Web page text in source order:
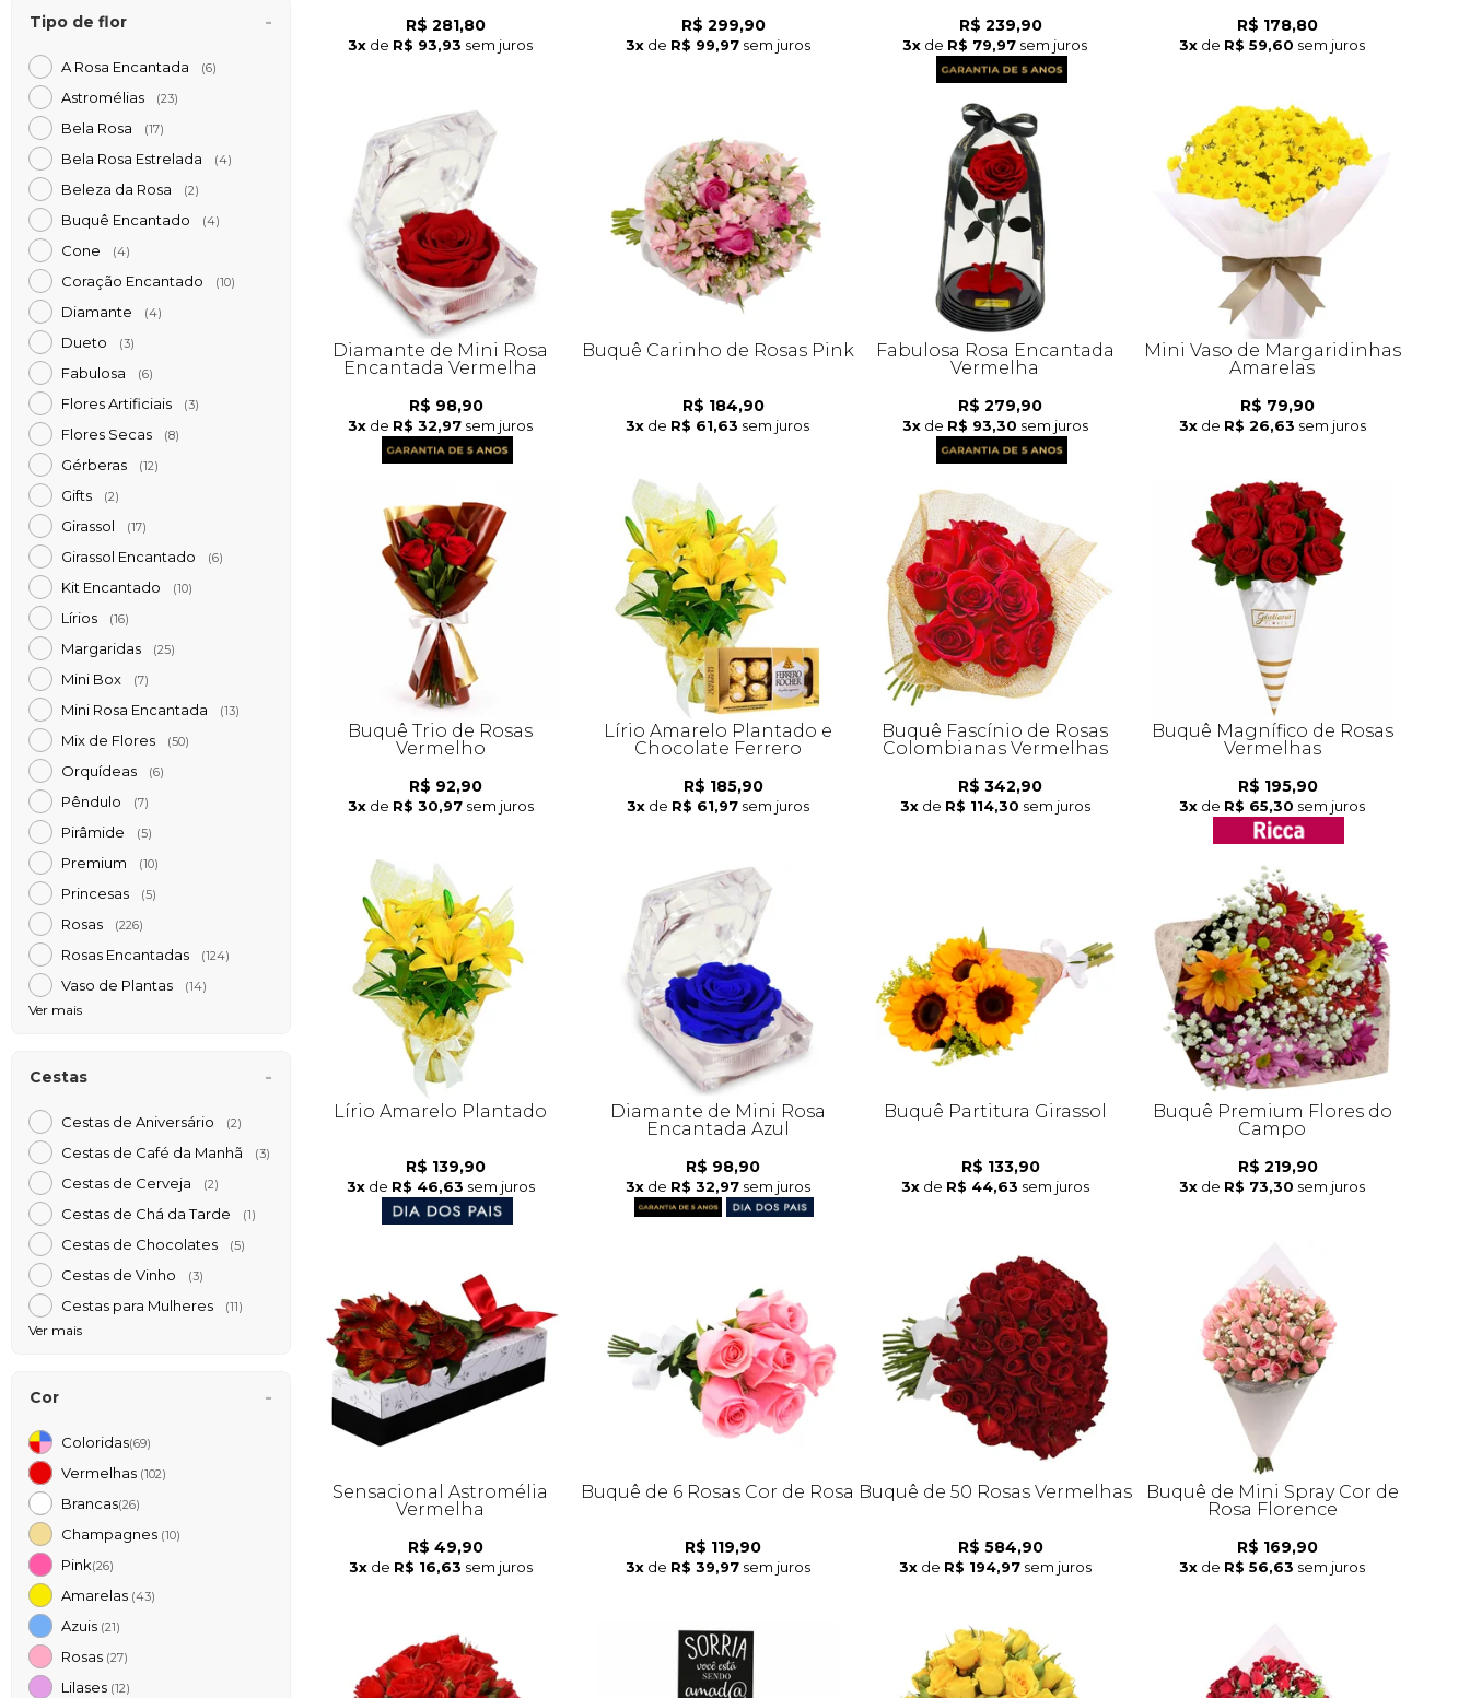
Tipo de flor
A Rosa Encantada (6)
Astromélias (23)
Bela Rosa (17)
Bela Rosa Estrelada (4)
Beleza da Rosa (2)
Buquê Encantado (4)
Cone (4)
Coração Encantado (10)
Diamante (4)
Dueto (3)
Fabulosa (6)
Flores Artificiais (3)
Flores Secas (8)
Gérberas (12)
Gifts (2)
Girassol (17)
Girassol Encantado (6)
Kit Encantado (10)
Lírios (16)
Margaridas (25)
Mini Box (7)
Mini Rosa Encantada (13)
Mix de Flores (50)
Orquídeas (6)
Pêndulo (7)
Pirâmide (5)
Premium (10)
Princesas (5)
Rosas (226)
Rosas Encantadas (124)
Vaso de Plantas (14)
Ver mais
Cestas
Cestas de Aniversário (2)
Cestas de Café da Manh (3)
Cestas de Cerveja (2)
Cestas de Chá da Tarde (1)
Cestas de Chocolates (5)
Cestas de Vinho (3)
Cestas para Mulheres (11)
Ver mais
Cor
Coloridas(69)
Vermelhas (102)
Brancas(26)
Champagnes (10)
Pink(26)
Amarelas (43)
Azuis (21)
Rosas (27)
Lilases (12)
R$ 281,80
3x de R$ 93,93 sem juros
R$ 299,90
3x de R$ 99,97 sem juros
R$ 239,90
3x de R$ 79,97 sem juros
R$ 178,80
3x de R$ 59,60 sem juros
Diamante de Mini Rosa
Encantada Vermelha
R$ 98,90
3x de R$ 32,97 sem juros
Buquê Carinho de Rosas Pink
R$ 184,90
3x de R$ 61,63 sem juros
Fabulosa Rosa Encantada
Vermelha
R$ 279,90
3x de R$ 93,30 sem juros
Mini Vaso de Margaridinhas
Amarelas
R$ 79,90
3x de R$ 26,63 sem juros
Buquê Trio de Rosas
Vermelho
R$ 92,90
3x de R$ 30,97 sem juros
Lírio Amarelo Plantado e
Chocolate Ferrero
R$ 185,90
3x de R$ 61,97 sem juros
Buquê Fascínio de Rosas
Colombianas Vermelhas
R$ 342,90
3x de R$ 114,30 sem juros
Buquê Magnífico de Rosas
Vermelhas
R$ 195,90
3x de R$ 65,30 sem juros
Lírio Amarelo Plantado
R$ 139,90
3x de R$ 46,63 sem juros
Diamante de Mini Rosa
Encantada Azul
R$ 98,90
3x de R$ 32,97 sem juros
Buquê Partitura Girassol
R$ 133,90
3x de R$ 44,63 sem juros
Buquê Premium Flores do
Campo
R$ 219,90
3x de R$ 73,30 sem juros
Sensacional Astromélia
Vermelha
R$ 49,90
3x de R$ 16,63 sem juros
Buquê de 6 Rosas Cor de Rosa
R$ 119,90
3x de R$ 39,97 sem juros
Buquê de 50 Rosas Vermelhas
R$ 584,90
3x de R$ 194,97 sem juros
Buquê de Mini Spray Cor de
Rosa Florence
R$ 169,90
3x de R$ 56,63 sem juros